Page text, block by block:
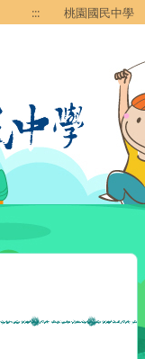
::: 桃園國民中學